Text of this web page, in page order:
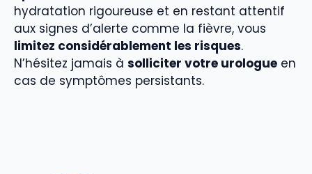
hydratation rigoureuse et en restant attentif
aux signes d’alerte comme la fièvre, vous
limitez considérablement les risques.
N’hésitez jamais à solliciter votre urologue en
cas de symptômes persistants.